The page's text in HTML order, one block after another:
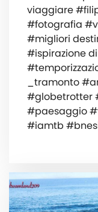
viaggiare
#fotografia
#migliori
#ispirazione
_tramonto
#globetrotter
#paesaggio
#iamtb